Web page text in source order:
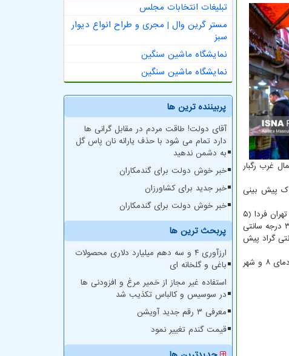
دور از انتظار نیست. دوشنبه (۸ خردادماه) در شمال غرب رگبار
پیش بینی
رییس مرکز ملی پیش بینی و مدیریت بحران مخاطرات وضع هوا درباره ی وضعیت جوی تهران طی دو روز آینده نیز اظهار داشت: آسمان تهران فردا (۵
خردادماه) ابری گاهی رگبار و رعد و برق و وزش باد شدید با احتمال گرد و خاک به تدریج کاهش ابر با حداقل دمای ۲۴ و حداکثر دمای ۳۰ درجه سانتی
بعدازظهر افزایش باد با حداقل دمای ۲۲ و حداکثر دمای ۳۲ درجه سانتی گراد پیش
ضیائیان در آخر اظهار داشت: طی امروز و فردا (۴ و ۵ خردادماه) اهواز با دمای ۴۳ و ۴۴ درجه سانتی گراد گرمترین و ارومیه طی امروز با دمای ۸ و شهر
تبلیغات انتخابات مجلس
مستر گرین وال | مجری و طراح انواع دیوار
سبز
نمایشگاه ماشین سنگین
نمایشگاه ماشین سنگین
پربیننده ترین ها
آقای دولت! طاقت مردم در مقابل گرانی ها
دارد تمام می شود با حذف یارانه نان پاس گل
به دشمن ندهید
خبر خوش دولت برای گندمکاران
خبر جدید برای کشاورزان
خبر خوش دولت برای گندمکاران
پربحث ترین ها
ارزآوری ۴ و سه دهم میلیارد دلاری محصولات
باغی و گلخانه ای
استفاده غیر مجاز از خمیر مرغ و افزودنی ها
در سوسیس و کالباس تکذیب شد
معرفی ۳ رقم جدید آویشن
قیمت گندم تغییر نمود